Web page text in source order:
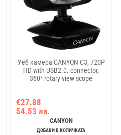
Уеб камера CANYON C3, 720P
HD with USB2.0. connector,
360° rotary view scope
€27.88
54.53 лв.
CANYON
ДОБАВИ В КОЛИЧКАТА